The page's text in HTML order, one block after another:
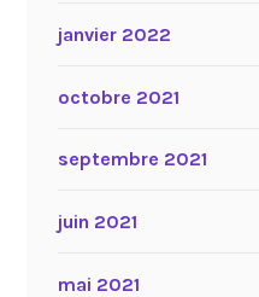
janvier 2022
octobre 2021
septembre 2021
juin 2021
mai 2021